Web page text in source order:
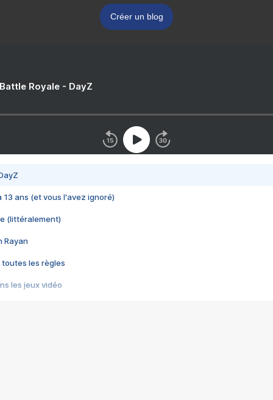
Créer un blog
Royale - DayZ
13 ans (et vous l'avez ignoré)
(littéralement)
Rayan
toutes les règles
les jeux vidéo